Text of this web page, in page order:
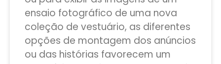
ensaio fotográfico de uma nova
coleção de vestuário, as diferentes
opções de montagem dos anúncios
ou das histórias favorecem um